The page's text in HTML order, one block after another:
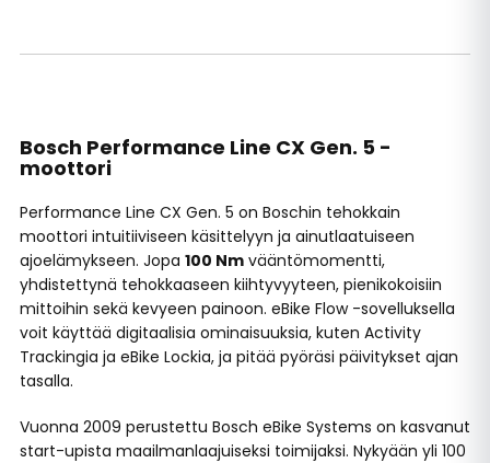
Bosch Performance Line CX Gen. 5 -
moottori
Performance Line CX Gen. 5 on Boschin tehokkain
moottori intuitiiviseen käsittelyyn ja ainutlaatuiseen
ajoelämykseen. Jopa 100 Nm vääntömomentti,
yhdistettynä tehokkaaseen kiihtyvyyteen, pienikokoisiin
mittoihin sekä kevyeen painoon. eBike Flow -sovelluksella
voit käyttää digitaalisia ominaisuuksia, kuten Activity
Trackingia ja eBike Lockia, ja pitää pyöräsi päivitykset ajan
tasalla.
Vuonna 2009 perustettu Bosch eBike Systems on kasvanut
start-upista maailmanlaajuiseksi toimijaksi. Nykyään yli 100